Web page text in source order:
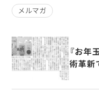
メルマガ
『お年
術革新